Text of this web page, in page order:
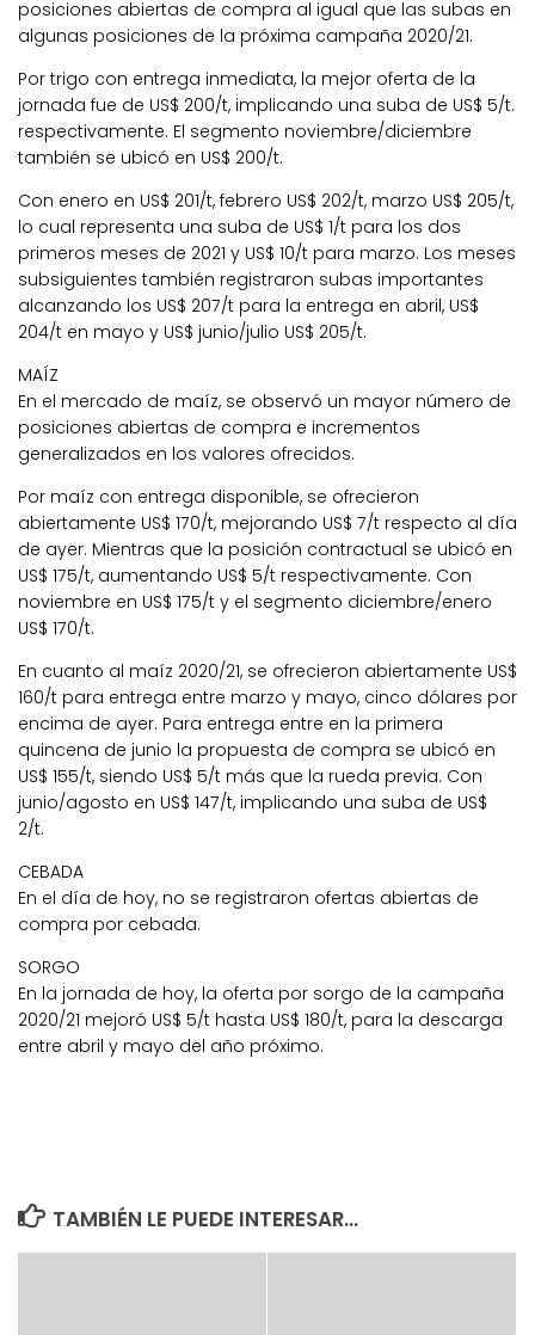
posiciones abiertas de compra al igual que las subas en
algunas posiciones de la próxima campaña 2020/21.
Por trigo con entrega inmediata, la mejor oferta de la
jornada fue de US$ 200/t, implicando una suba de US$ 5/t.
respectivamente. El segmento noviembre/diciembre
también se ubicó en US$ 200/t.
Con enero en US$ 201/t, febrero US$ 202/t, marzo US$ 205/t,
lo cual representa una suba de US$ 1/t para los dos
primeros meses de 2021 y US$ 10/t para marzo. Los meses
subsiguientes también registraron subas importantes
alcanzando los US$ 207/t para la entrega en abril, US$
204/t en mayo y US$ junio/julio US$ 205/t.
MAÍZ
En el mercado de maíz, se observó un mayor número de
posiciones abiertas de compra e incrementos
generalizados en los valores ofrecidos.
Por maíz con entrega disponible, se ofrecieron
abiertamente US$ 170/t, mejorando US$ 7/t respecto al día
de ayer. Mientras que la posición contractual se ubicó en
US$ 175/t, aumentando US$ 5/t respectivamente. Con
noviembre en US$ 175/t y el segmento diciembre/enero
US$ 170/t.
En cuanto al maíz 2020/21, se ofrecieron abiertamente US$
160/t para entrega entre marzo y mayo, cinco dólares por
encima de ayer. Para entrega entre en la primera
quincena de junio la propuesta de compra se ubicó en
US$ 155/t, siendo US$ 5/t más que la rueda previa. Con
junio/agosto en US$ 147/t, implicando una suba de US$
2/t.
CEBADA
En el día de hoy, no se registraron ofertas abiertas de
compra por cebada.
SORGO
En la jornada de hoy, la oferta por sorgo de la campaña
2020/21 mejoró US$ 5/t hasta US$ 180/t, para la descarga
entre abril y mayo del año próximo.
TAMBIÉN LE PUEDE INTERESAR...